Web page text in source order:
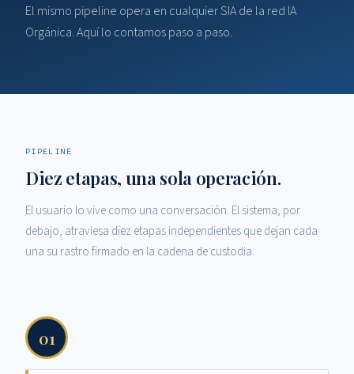
El mismo pipeline opera en cualquier SIA de la red IA
Orgánica. Aquí lo contamos paso a paso.
PIPELINE
Diez etapas, una sola operación.
El usuario lo vive como una conversación. El sistema, por
debajo, atraviesa diez etapas independientes que dejan cada
una su rastro firmado en la cadena de custodia.
01